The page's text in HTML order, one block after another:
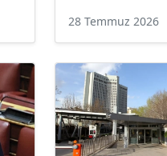
28 Temmuz 2026